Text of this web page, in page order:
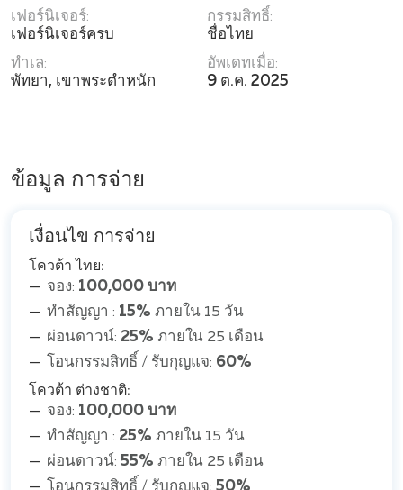
เฟอร์นิเจอร์:
เฟอร์นิเจอร์ครบ
กรรมสิทธิ์:
ชื่อไทย
ทำเล:
พัทยา, เขาพระตำหนัก
อัพเดทเมื่อ:
9 ต.ค. 2025
ข้อมูล การจ่าย
เงื่อนไข การจ่าย
โควต้า ไทย:
จอง: 100,000 บาท
ทำสัญญา : 15% ภายใน 15 วัน
ผ่อนดาวน์: 25% ภายใน 25 เดือน
โอนกรรมสิทธิ์ / รับกุญแจ: 60%
โควต้า ต่างชาติ:
จอง: 100,000 บาท
ทำสัญญา : 25% ภายใน 15 วัน
ผ่อนดาวน์: 55% ภายใน 25 เดือน
โอนกรรมสิทธิ์ / รับกุญแจ: 50%